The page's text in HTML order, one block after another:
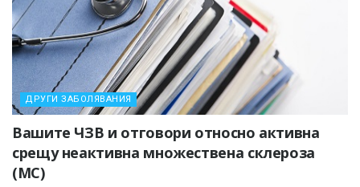
ДРУГИ ЗАБОЛЯВАНИЯ
Вашите ЧЗВ и отговори относно активна
срещу неактивна множествена склероза
(МС)